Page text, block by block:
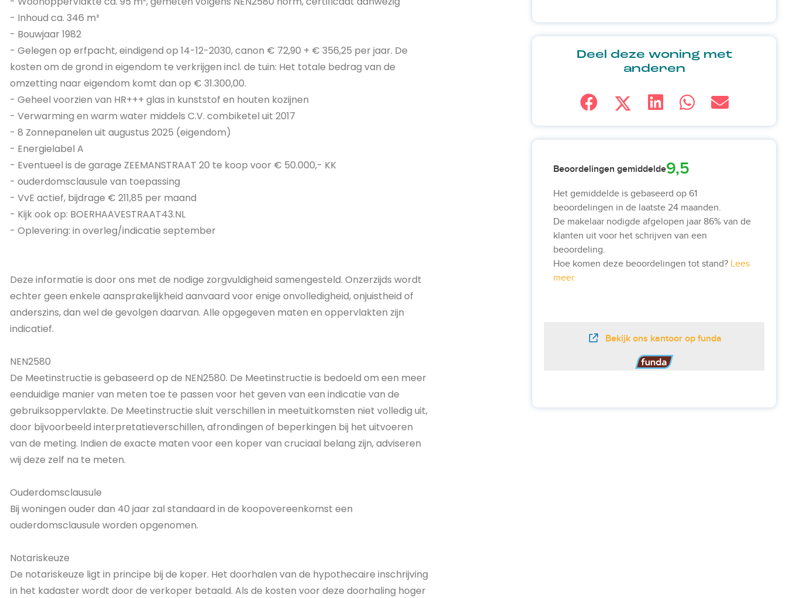
- Inhoud ca. 346 m³
- Bouwjaar 1982
- Gelegen op erfpacht, eindigend op 14-12-2030, canon € 72,90 + € 356,25 per jaar. De
kosten om de grond in eigendom te verkrijgen incl. de tuin: Het totale bedrag van de
omzetting naar eigendom komt dan op € 31.300,00.
- Geheel voorzien van HR+++ glas in kunststof en houten kozijnen
- Verwarming en warm water middels C.V. combiketel uit 2017
- 8 Zonnepanelen uit augustus 2025 (eigendom)
- Energielabel A
- Eventueel is de garage ZEEMANSTRAAT 20 te koop voor € 50.000,- KK
- ouderdomsclausule van toepassing
- VvE actief, bijdrage € 211,85 per maand
- Kijk ook op: BOERHAAVESTRAAT43.NL
- Oplevering: in overleg/indicatie september
Deze informatie is door ons met de nodige zorgvuldigheid samengesteld. Onzerzijds wordt
echter geen enkele aansprakelijkheid aanvaard voor enige onvolledigheid, onjuistheid of
anderszins, dan wel de gevolgen daarvan. Alle opgegeven maten en oppervlakten zijn
indicatief.
NEN2580
De Meetinstructie is gebaseerd op de NEN2580. De Meetinstructie is bedoeld om een meer
eenduidige manier van meten toe te passen voor het geven van een indicatie van de
gebruiksoppervlakte. De Meetinstructie sluit verschillen in meetuitkomsten niet volledig uit,
door bijvoorbeeld interpretatieverschillen, afrondingen of beperkingen bij het uitvoeren
van de meting. Indien de exacte maten voor een koper van cruciaal belang zijn, adviseren
wij deze zelf na te meten.
Ouderdomsclausule
Bij woningen ouder dan 40 jaar zal standaard in de koopovereenkomst een
ouderdomsclausule worden opgenomen.
Notariskeuze
De notariskeuze ligt in principe bij de koper. Het doorhalen van de hypothecaire inschrijving
in het kadaster wordt door de verkoper betaald. Als de kosten voor deze doorhaling hoger
Deel deze woning met
anderen